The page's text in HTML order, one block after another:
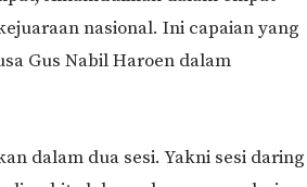
nasional. Ini capaian yang
Gus Nabil Haroen dalam
dalam dua sesi. Yakni sesi daring